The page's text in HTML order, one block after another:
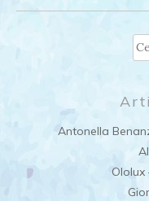
Antonella
Ololux